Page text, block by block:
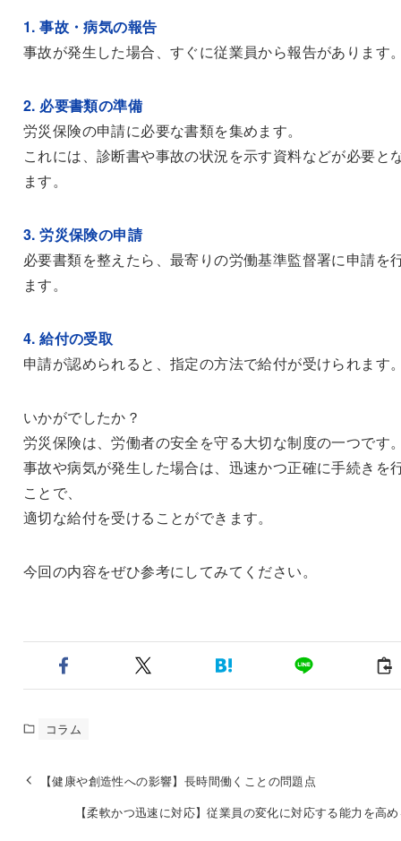
1. 事故・病気の報告
事故が発生した場合、すぐに従業員から報告があります
2. 必要書類の準備
労災保険の申請に必要な書類を集めます。
これには、診断書や事故の状況を示す資料などが必要と
ます。
3. 労災保険の申請
必要書類を整えたら、最寄りの労働基準監督署に申請を
ます。
4. 給付の受取
申請が認められると、指定の方法で給付が受けられます
いかがでしたか？
労災保険は、労働者の安全を守る大切な制度の一つです
事故や病気が発生した場合は、迅速かつ正確に手続きを
ことで、
適切な給付を受けることができます。
今回の内容をぜひ参考にしてみてください。
コラム
【健康や創造性への影響】長時間働くことの問題点
【柔軟かつ迅速に対応】従業員の変化に対応する能力を高